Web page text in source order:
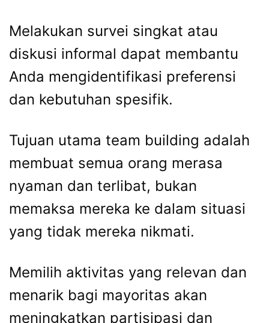
Melakukan survei singkat atau
diskusi informal dapat membantu
Anda mengidentifikasi preferensi
dan kebutuhan spesifik.
Tujuan utama team building adalah
membuat semua orang merasa
nyaman dan terlibat, bukan
memaksa mereka ke dalam situasi
yang tidak mereka nikmati.
Memilih aktivitas yang relevan dan
menarik bagi mayoritas akan
meningkatkan partisipasi dan